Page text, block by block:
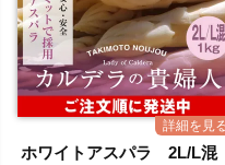
ホワイトアスパラ 2L/L混